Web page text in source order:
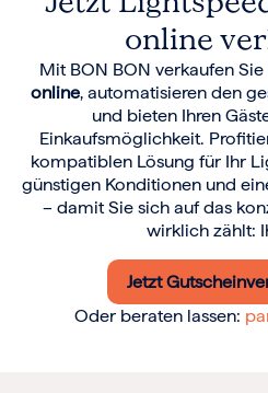
online
Mit BON BON verkaufen Sie
online, automatisieren den
und bieten Ihren
Einkaufsmöglichkeit.
kompatiblen Lösung für Ihr
günstigen Konditionen und
– damit Sie sich auf das
wirklich zählt:
Jetzt
Oder beraten lassen: